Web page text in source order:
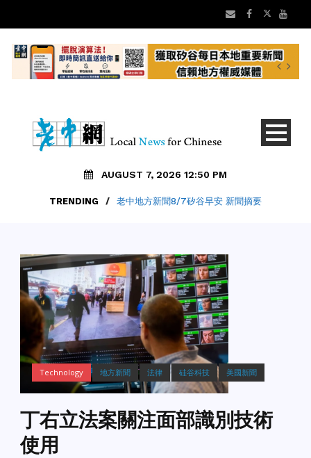
AUGUST 7, 2026 12:50 PM
TRENDING / 老中地方新聞8/7矽谷早安 新聞摘要
Technology 地方新聞 法律 硅谷科技 美國新聞
丁右立法案關注面部識別技術
使用